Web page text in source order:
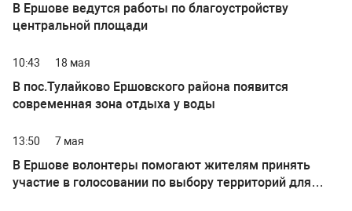
В Ершове ведутся работы по благоустройству
центральной площади
10:43 18 мая
В пос.Тулайково Ершовского района появится
современная зона отдыха у воды
13:50 7 мая
В Ершове волонтеры помогают жителям принять
участие в голосовании по выбору территорий для